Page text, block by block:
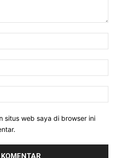
situs web saya di browser ini